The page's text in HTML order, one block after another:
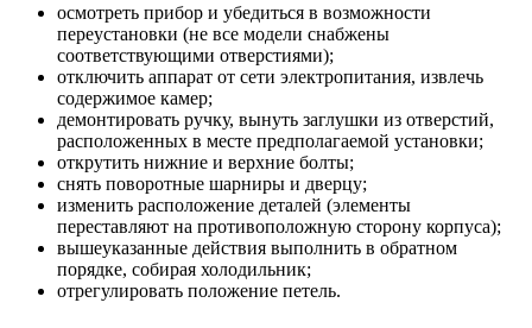
осмотреть прибор и убедиться в возможности
переустановки (не все модели снабжены
соответствующими отверстиями);
отключить аппарат от сети электропитания, извлечь
содержимое камер;
демонтировать ручку, вынуть заглушки из отверстий,
расположенных в месте предполагаемой установки;
открутить нижние и верхние болты;
снять поворотные шарниры и дверцу;
изменить расположение деталей (элементы
переставляют на противоположную сторону корпуса);
вышеуказанные действия выполнить в обратном
порядке, собирая холодильник;
отрегулировать положение петель.